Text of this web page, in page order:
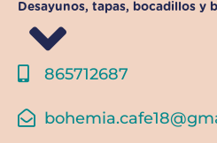
Desayunos, tapas, bocadillos y
865712687